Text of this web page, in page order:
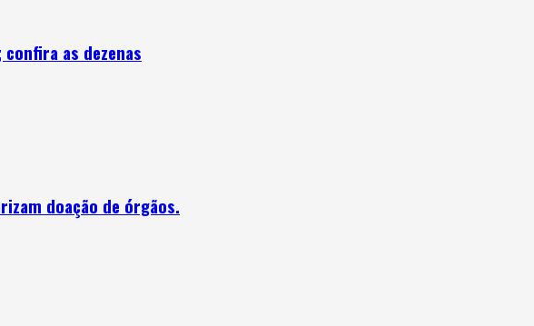
as dezenas
doação de órgãos.